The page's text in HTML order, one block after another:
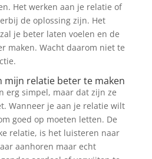
Het werken aan je relatie of
de oplossing zijn. Het
je beter laten voelen en de
maken. Wacht daarom niet te
mijn relatie beter te maken
erg simpel, maar dat zijn ze
Wanneer je aan je relatie wilt
goed op moeten letten. De
relatie, is het luisteren naar
aanhoren maar echt